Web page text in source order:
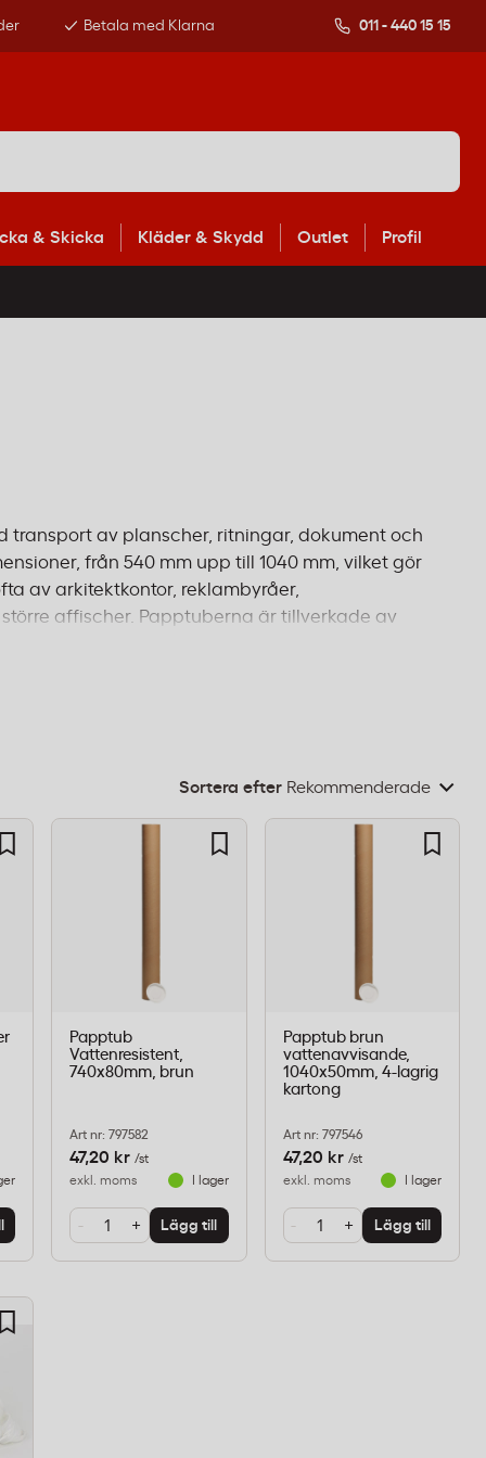
Betala med Klarna 011 - 440 15 15
& Skicka Kläder & Skydd Outlet Profil
transport av planscher, ritningar, dokument och
från 540 mm upp till 1040 mm, vilket gör
av arkitektkontor, reklambyråer,
affischer. Papptuberna är tillverkade av
fram oskadat. Beställ före 14:00 för
Sortera efter
Papptub
Vattenresistent,
740x80mm, brun
Art nr: 797582
47,20 kr /st
exkl. moms
I lager
- + Lägg till
Papptub brun
vattenavvisande,
1040x50mm, 4-lagrig
kartong
Art nr: 797546
47,20 kr /st
exkl. moms
I lager
- + Lägg till